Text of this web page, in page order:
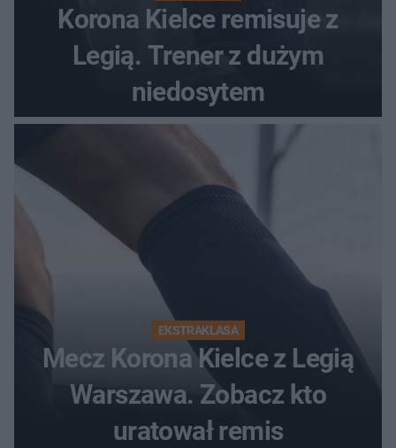
Korona Kielce remisuje z
Legią. Trener z dużym
niedosytem
EKSTRAKLASA
Mecz Korona Kielce z Legią
Warszawa. Zobacz kto
uratował remis